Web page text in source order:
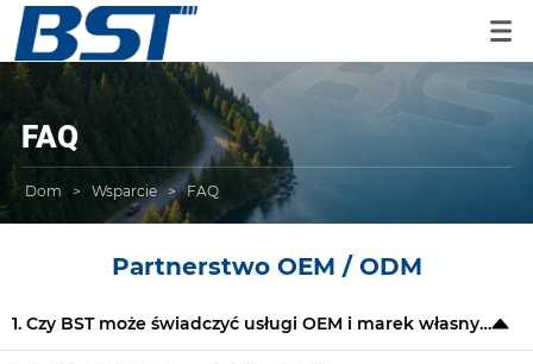
FAQ
Dom > Wsparcie > FAQ
Partnerstwo OEM / ODM
1. Czy BST może świadczyć usługi OEM i marek własnych?